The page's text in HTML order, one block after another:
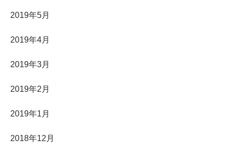
2019年5月
2019年4月
2019年3月
2019年2月
2019年1月
2018年12月